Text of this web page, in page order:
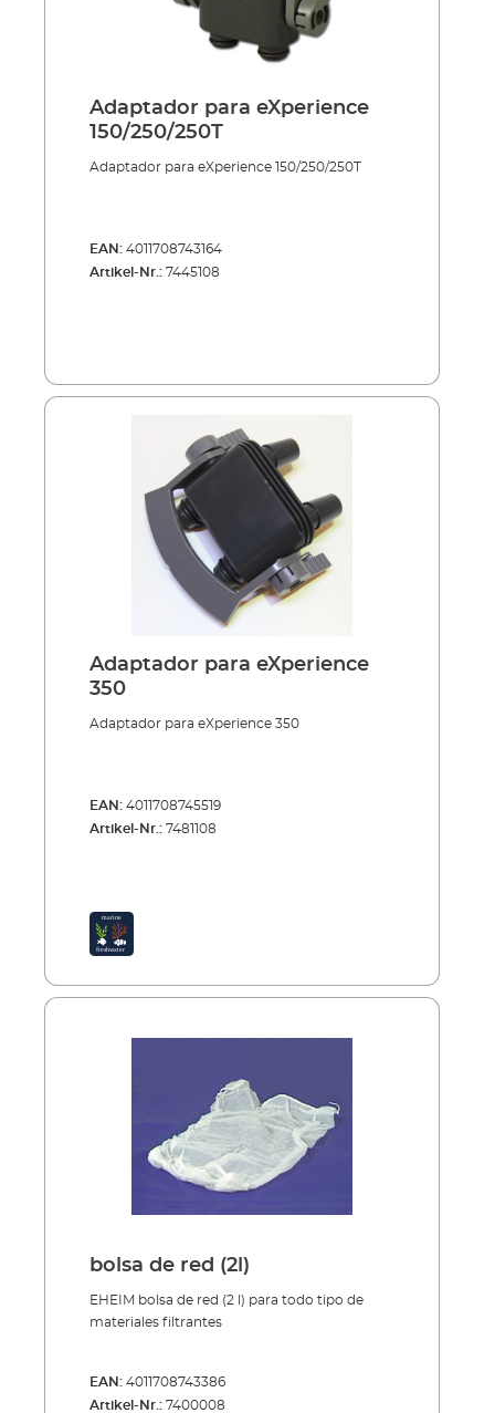
Adaptador para eXperience
150/250/250T
Adaptador para eXperience 150/250/250T
EAN: 4011708743164
Artikel-Nr.: 7445108
Adaptador para eXperience
350
Adaptador para eXperience 350
EAN: 4011708745519
Artikel-Nr.: 7481108
bolsa de red (2l)
EHEIM bolsa de red (2 l) para todo tipo de
materiales filtrantes
EAN: 4011708743386
Artikel-Nr.: 7400008